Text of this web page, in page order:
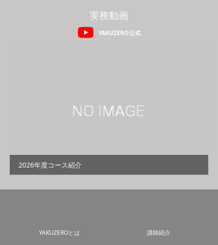
YAKUZERO公式
実務動画
2026年度コース紹介
YAKUZEROとは 講師紹介